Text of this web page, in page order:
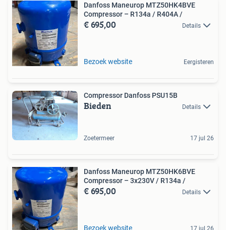
Danfoss Maneurop MTZ50HK4BVE
Compressor – R134a / R404A /
€ 695,00 Details
Bezoek website Eergisteren
Compressor Danfoss PSU15B
Bieden Details
Zoetermeer 17 jul 26
Danfoss Maneurop MTZ50HK6BVE
Compressor – 3x230V / R134a /
€ 695,00 Details
Bezoek website 17 jul 26